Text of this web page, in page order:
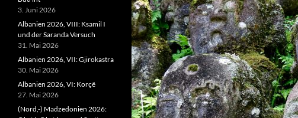
3. Juni 2026
Albanien 2026, VIII: Ksamil I
und der Saranda Versuch
31. Mai 2026
Albanien 2026, VII: Gjirokastra
30. Mai 2026
Albanien 2026, VI: Korçë
27. Mai 2026
(Nord,-) Madzedonien 2026: